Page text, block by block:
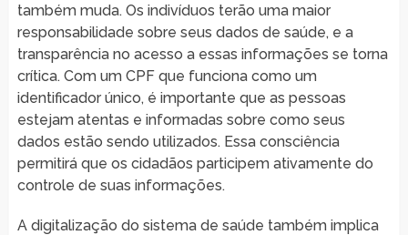
também muda. Os indivíduos terão uma maior
responsabilidade sobre seus dados de saúde, e a
transparência no acesso a essas informações se torna
crítica. Com um CPF que funciona como um
identificador único, é importante que as pessoas
estejam atentas e informadas sobre como seus
dados estão sendo utilizados. Essa consciência
permitirá que os cidadãos participem ativamente do
controle de suas informações.
A digitalização do sistema de saúde também implica